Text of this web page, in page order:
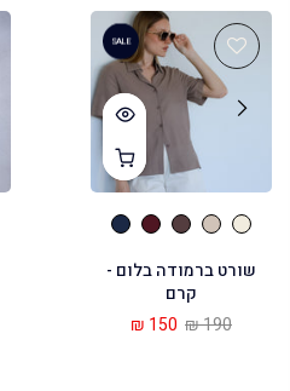
SALE
שורט ברמודה בלום -
קרם
190 ₪
150 ₪